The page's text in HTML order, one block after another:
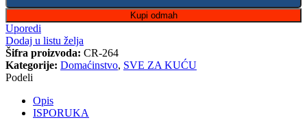
Kupi odmah
Uporedi
Dodaj u listu želja
Šifra proizvoda: CR-264
Kategorije: Domaćinstvo, SVE ZA KUĆU
Podeli
Opis
ISPORUKA